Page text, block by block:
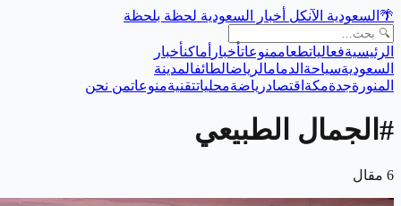
🌴 السعودية الآنكل أخبار السعودية لحظة بلحظة
الرئيسيةفعالياتطعاممنوعاتأخبار أماكنأخبار
السعوديةسياحة الدمامالرياضالطائفالمدينة
المنورةجدةمكة اقتصادرياضةمحلياتتقنيةمنوعاتمن نحن
# الجمال الطبيعي
6 مقال